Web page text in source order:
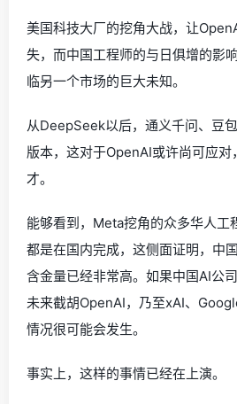
美国科技大厂的挖角大战，让
失，而中国工程师的与日俱增的影
临另一个市场的巨大未知。
从DeepSeek以后，通义千问、豆
版本，这对于OpenAI或许尚可应对
才。
能够看到，Meta挖角的众多华人工
都是在国内完成，这侧面证明，中
含金量已经非常高。如果中国AI公
未来截胡OpenAI，乃至xAI、
情况很可能会发生。
事实上，这样的事情已经在上演。